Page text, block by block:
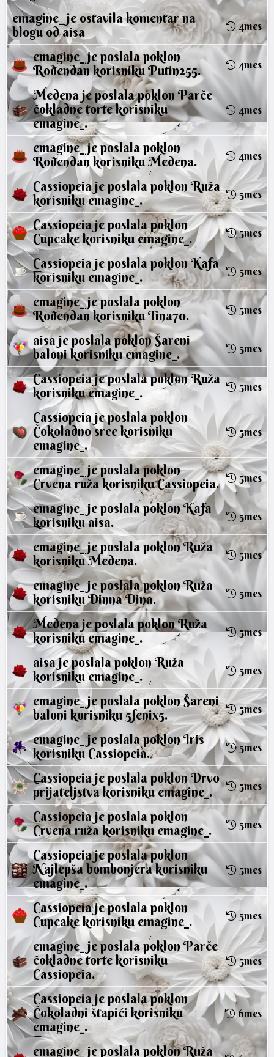
emagine_je ostavilakomentarna
blogu odaisa 4mes
emagine_je poslala poklon
RođendankorisnikuPutin255. 4mes
Medenaje poslala poklonParče
čokladne tortekorisniku
emagine_.
4mes
emagine_je poslala poklon
RođendankorisnikuMedena. 4mes
Cassiopeiaje poslala poklon Ruža
korisnikuemagine_. 5mes
Cassiopeiaje poslala poklon
Cupcakekorisnikuemagine_. 5mes
Cassiopeiaje poslala poklonKafa
korisnikuemagine_. 5mes
emagine_je poslala poklon
RođendankorisnikuTina70. 5mes
aisaje poslala poklonŠareni
balonikorisnikuemagine_. 5mes
Cassiopeiaje poslala poklonRuža
korisnikuemagine_ . 5mes
Cassiopeiaje poslala poklon
Čokoladno srcekorisniku
emagine_.
5mes
emagine_je poslala poklon
Crvena ružakorisnikuCassiopeia. 5mes
emagine_ je poslala poklonKafa
korisnikuaisa. 5mes
emagine_je poslala poklonRuža
korisnikuMedena. 5mes
emagine_je poslala poklonRuža
korisnikuDinna Dina. 5mes
Medenaje poslala poklonRuža
korisnikuemagine_ . 5mes
aisaje poslala poklonRuža
korisnikuemagine_ . 5mes
emagine_je poslala poklonŠareni
baloni korisniku5fenix5. 5mes
emagine_je poslala poklonIris
korisnikuCassiopeia. 5mes
Cassiopeiaje poslala poklonDrvo
prijateljstvakorisnikuemagine_. 5mes
Cassiopeiaje poslala poklon
Crvena ružakorisniku emagine_. 5mes
Cassiopeiaje poslala poklon
Najlepša bombonjerakorisniku
emagine_.
5mes
Cassiopeiaje poslala poklon
Cupcakekorisnikuemagine_ . 5mes
emagine_ je poslala poklon Parče
čokladne tortekorisniku
Cassiopeia.
5mes
Cassiopeiaje poslala poklon
Čokoladni štapićikorisniku
emagine_ .
6mes
emagine_je poslala poklonRuža